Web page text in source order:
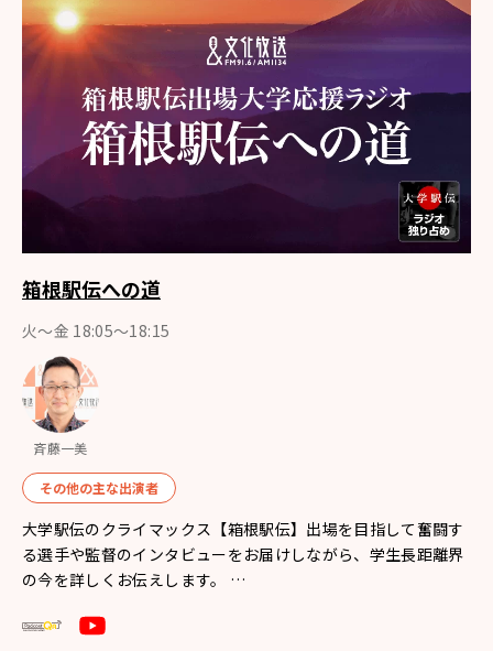
箱根駅伝への道
火～金 18:05～18:15
斉藤一美
その他の主な出演者
大学駅伝のクライマックス【箱根駅伝】出場を目指して奮闘す
る選手や監督のインタビューをお届けしながら、学生長距離界
の今を詳しくお伝えします。 …